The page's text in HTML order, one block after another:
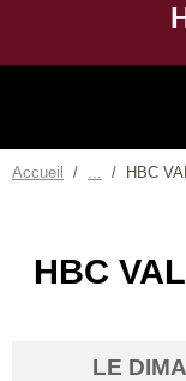
Accueil HBC
HBC
LE